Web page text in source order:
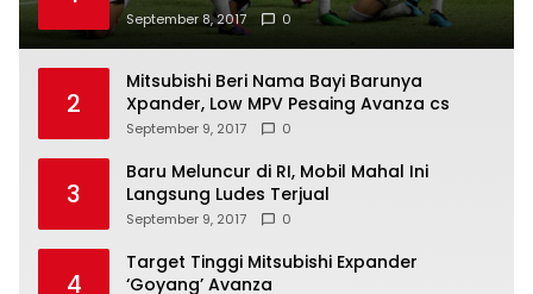
September 8, 2017 0
2
Mitsubishi Beri Nama Bayi Barunya
Xpander, Low MPV Pesaing Avanza cs
September 9, 2017 0
3
Baru Meluncur di RI, Mobil Mahal Ini
Langsung Ludes Terjual
September 9, 2017 0
4
Target Tinggi Mitsubishi Expander
‘Goyang’ Avanza